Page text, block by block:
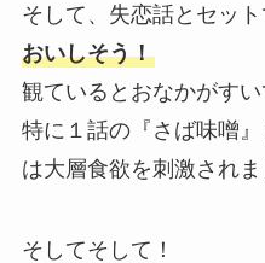
そして、失恋話とセッ
おいしそう！
観ているとおなかがすい
特に１話の『さば味噌
は大層食欲を刺激され
そしてそして！